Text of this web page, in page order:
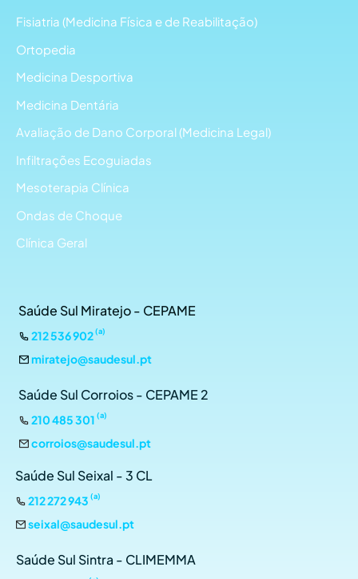
Fisiatria (Medicina Física e de Reabilitação)
Ortopedia
Medicina Desportiva
Medicina Dentária
Avaliação de Dano Corporal (Medicina Legal)
Infiltrações Ecoguiadas
Mesoterapia Clínica
Ondas de Choque
Clínica Geral
Saúde Sul Miratejo - CEPAME
212 536 902(a)
miratejo@saudesul.pt
Saúde Sul Corroios - CEPAME 2
210 485 301 (a)
corroios@saudesul.pt
Saúde Sul Seixal - 3 CL
212 272 943 (a)
seixal@saudesul.pt
Saúde Sul Sintra - CLIMEMMA